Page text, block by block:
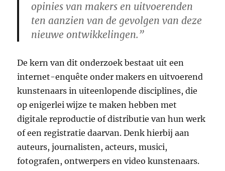
opinies van makers en uitvoerenden
ten aanzien van de gevolgen van deze
nieuwe ontwikkelingen.”
De kern van dit onderzoek bestaat uit een
internet-enquête onder makers en uitvoerend
kunstenaars in uiteenlopende disciplines, die
op enigerlei wijze te maken hebben met
digitale reproductie of distributie van hun werk
of een registratie daarvan. Denk hierbij aan
auteurs, journalisten, acteurs, musici,
fotografen, ontwerpers en video kunstenaars.